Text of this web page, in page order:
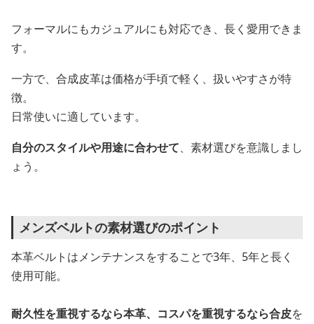
フォーマルにもカジュアルにも対応でき、長く愛用できま
す。
一方で、合成皮革は価格が手頃で軽く、扱いやすさが特
徴。
日常使いに適しています。
自分のスタイルや用途に合わせて、素材選びを意識しまし
ょう。
メンズベルトの素材選びのポイント
本革ベルトはメンテナンスをすることで3年、5年と長く
使用可能。
耐久性を重視するなら本革、コスパを重視するなら合皮を